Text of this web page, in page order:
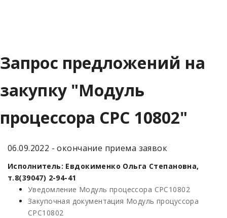
Запрос предложений на
закупку "Модуль
процессора СРС 10802"
06.09.2022 - окончание приема заявок
Исполнитель: Евдокименко Ольга Степановна,
т.8(39047) 2-94-41
Уведомление Модуль процессора CPC10802
Закупочная документация Модуль процуссора
CPC10802